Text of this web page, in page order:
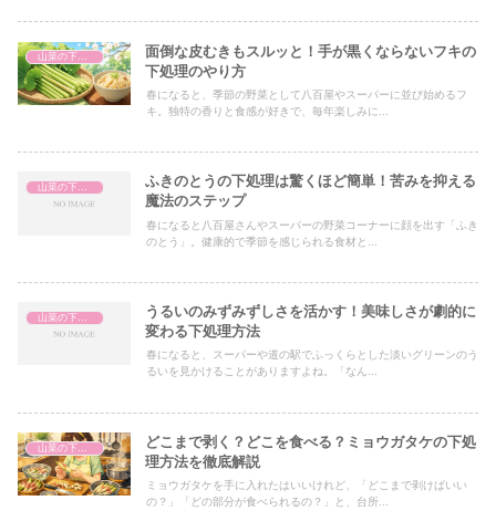
面倒な皮むきもスルッと！手が黒くならないフキの
下処理のやり方
春になると、季節の野菜として八百屋やスーパーに並び始めるフ
キ。独特の香りと食感が好きで、毎年楽しみに...
ふきのとうの下処理は驚くほど簡単！苦みを抑える
魔法のステップ
春になると八百屋さんやスーパーの野菜コーナーに顔を出す「ふき
のとう」。健康的で季節を感じられる食材と...
うるいのみずみずしさを活かす！美味しさが劇的に
変わる下処理方法
春になると、スーパーや道の駅でふっくらとした淡いグリーンのう
るいを見かけることがありますよね。「なん...
どこまで剥く？どこを食べる？ミョウガタケの下処
理方法を徹底解説
ミョウガタケを手に入れたはいいけれど、「どこまで剥けばいい
の？」「どの部分が食べられるの？」と、台所...